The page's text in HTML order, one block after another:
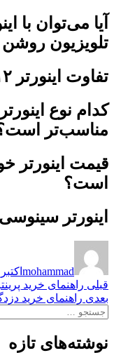
آیا می‌توان با
تلویزیون
تفاوت اینورتر ۱۲ ولت و ۲۴ ولت چیست؟
کدام نوع
مناسب‌تر
قیمت اینورتر
است؟
اینورتر
mohammadدر
اکتبر 6, 2025
راهبری
نوشته
قبلی نوشته
قبلی:
راهنمای خرید
بعدی نوشته
بعدی:
راهنمای خرید
جستجو
نوشته‌های تازه